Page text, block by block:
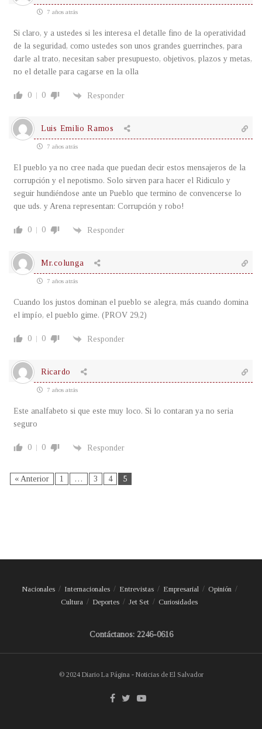
7 años atrás
Si claro, y a ustedes si les interesa el detalle fino de la operatividad
de la seguridad, como ustedes son unos grandes guerrinches, para
darle al trato, necesitan saber presupuesto, objetivos, plazos y metas,
no el detalle para cagarse en la olla
0 0 Responder
Luis Emilio Ramos
7 años atrás
El pueblo ya no cree nada que puedan decir estos mensajeros de la
corrupción y el nepotismo. Solo sirven para hacer el Ridiculo y
seguir hundiéndose ante un Pueblo que termino de convencerse lo
que uds. y Arena representan: Corrupción y robo!
0 0 Responder
Mr.colunga
7 años atrás
Cuando los justos dominan el pueblo se alegra, más cuando domina
el impío, el pueblo gime. (PROV 29,2)
0 0 Responder
Ricardo
7 años atrás
Este analfabeto si que este muy loco. Si lo contaran ya no seria
seguro
0 0 Responder
« Anterior 1 … 3 4 5
Nacionales Internacionales Entrevistas Empresarial
Opinión
Cultura
Deportes Jet Set Curiosidades
Contáctanos: 2246-0616
© 2024 Diario La Página - Noticias de El Salvador